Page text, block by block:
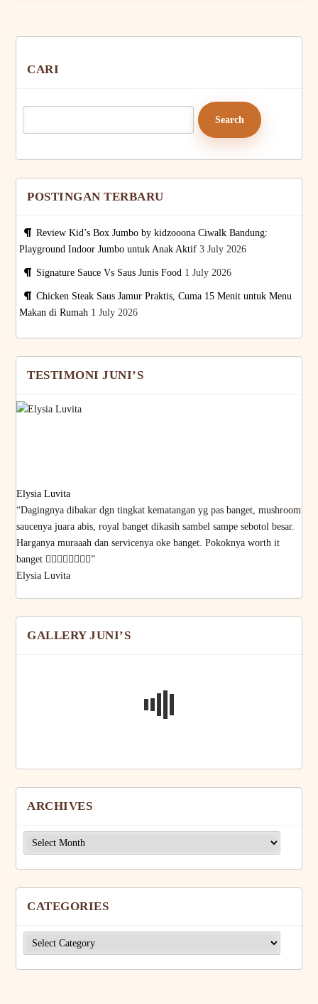
CARI
POSTINGAN TERBARU
Review Kid’s Box Jumbo by kidzooona Ciwalk Bandung:
Playground Indoor Jumbo untuk Anak Aktif 3 July 2026
Signature Sauce Vs Saus Junis Food 1 July 2026
Chicken Steak Saus Jamur Praktis, Cuma 15 Menit untuk Menu
Makan di Rumah 1 July 2026
TESTIMONI JUNI’S
Elysia Luvita
“Dagingnya dibakar dgn tingkat kematangan yg pas banget, mushroom
saucenya juara abis, royal banget dikasih sambel sampe sebotol besar.
Harganya muraaah dan servicenya oke banget. Pokoknya worth it
banget 👌🏻👌🏻👌🏻👌🏻”
Elysia Luvita
GALLERY JUNI’S
ARCHIVES
Archives
CATEGORIES
Categories